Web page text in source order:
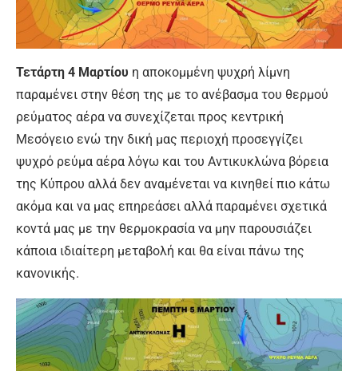
Τετάρτη 4 Μαρτίου η αποκομμένη ψυχρή λίμνη
παραμένει στην θέση της με το ανέβασμα του θερμού
ρεύματος αέρα να συνεχίζεται προς κεντρική
Μεσόγειο ενώ την δική μας περιοχή προσεγγίζει
ψυχρό ρεύμα αέρα λόγω και του Αντικυκλώνα βόρεια
της Κύπρου αλλά δεν αναμένεται να κινηθεί πιο κάτω
ακόμα και να μας επηρεάσει αλλά παραμένει σχετικά
κοντά μας με την θερμοκρασία να μην παρουσιάζει
κάποια ιδιαίτερη μεταβολή και θα είναι πάνω της
κανονικής.